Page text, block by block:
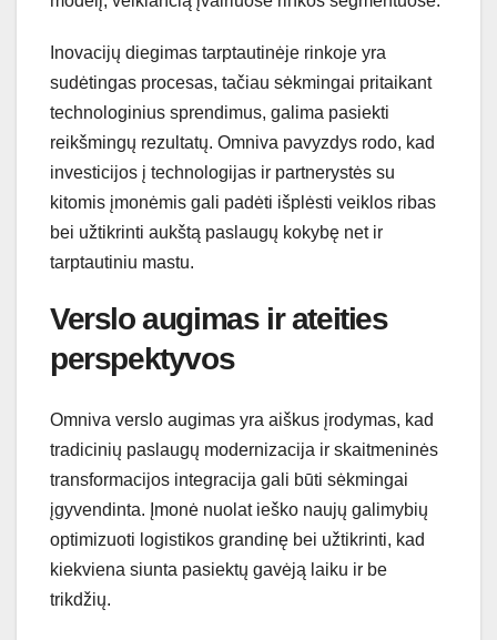
Inovacijų diegimas tarptautinėje rinkoje yra
sudėtingas procesas, tačiau sėkmingai pritaikant
technologinius sprendimus, galima pasiekti
reikšmingų rezultatų. Omniva pavyzdys rodo, kad
investicijos į technologijas ir partnerystės su
kitomis įmonėmis gali padėti išplėsti veiklos ribas
bei užtikrinti aukštą paslaugų kokybę net ir
tarptautiniu mastu.
Verslo augimas ir ateities
perspektyvos
Omniva verslo augimas yra aiškus įrodymas, kad
tradicinių paslaugų modernizacija ir skaitmeninės
transformacijos integracija gali būti sėkmingai
įgyvendinta. Įmonė nuolat ieško naujų galimybių
optimizuoti logistikos grandinę bei užtikrinti, kad
kiekviena siunta pasiektų gavėją laiku ir be
trikdžių.